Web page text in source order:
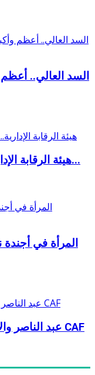
السد العالي..
هيئة الرقابة الإدارية... يد الدولة لدحر جذور...
المرأة في
عبد الناصر والاتحاد الإفريقي لكرة القدم CAF